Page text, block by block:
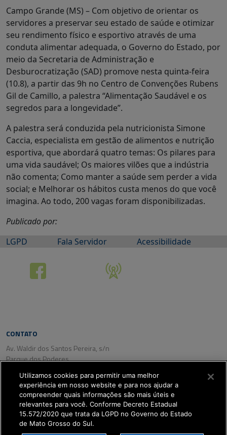
Campo Grande (MS) – Com objetivo de orientar os
servidores a preservar seu estado de saúde e otimizar
seu rendimento físico e esportivo através de uma
conduta alimentar adequada, o Governo do Estado, por
meio da Secretaria de Administração e
Desburocratização (SAD) promove nesta quinta-feira
(10.8), a partir das 9h no Centro de Convenções Rubens
Gil de Camillo, a palestra “Alimentação Saudável e os
segredos para a longevidade”.
A palestra será conduzida pela nutricionista Simone
Caccia, especialista em gestão de alimentos e nutrição
esportiva, que abordará quatro temas: Os pilares para
uma vida saudável; Os maiores vilões que a indústria
não comenta; Como manter a saúde sem perder a vida
social; e Melhorar os hábitos custa menos do que você
imagina. Ao todo, 200 vagas foram disponibilizadas.
Publicado por:
LGPD
Fala Servidor Acessibilidade
CONTATO
Av. Waldir dos Santos Pereira, s/n
Parque dos Poderes
Campo Grande/ MS
Tel. (67) 3318-2800
Fax: (67) 3318-2809
Utilizamos cookies para permitir uma melhor
experiência em nosso website e para nos ajudar a
compreender quais informações são mais úteis e
relevantes para você. Conforme Decreto Estadual
15.572/2020 que trata da LGPD no Governo do Estado
de Mato Grosso do Sul.